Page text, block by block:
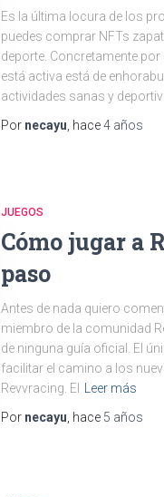
Es la última locura de los
puedes comprar NFTs
deporte. Concretamente
está activa está de
actividades sanas y
Por necayu , hace4 años
JUEGOS
Cómo jugar a
paso
Antes de nada quiero
miembro de la comunidad
de ninguna guía oficial. El
facilitar el camino a los
Revvracing. El
Leer más
Por necayu , hace 5 años